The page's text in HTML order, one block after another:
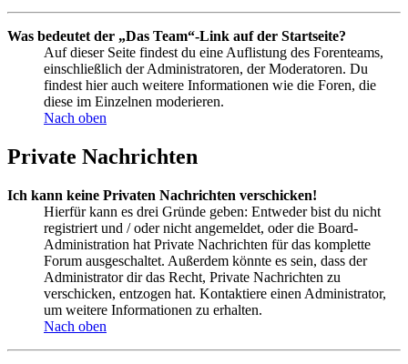
Was bedeutet der „Das Team“-Link auf der Startseite?
Auf dieser Seite findest du eine Auflistung des Forenteams,
einschließlich der Administratoren, der Moderatoren. Du
findest hier auch weitere Informationen wie die Foren, die
diese im Einzelnen moderieren.
Nach oben
Private Nachrichten
Ich kann keine Privaten Nachrichten verschicken!
Hierfür kann es drei Gründe geben: Entweder bist du nicht
registriert und / oder nicht angemeldet, oder die Board-
Administration hat Private Nachrichten für das komplette
Forum ausgeschaltet. Außerdem könnte es sein, dass der
Administrator dir das Recht, Private Nachrichten zu
verschicken, entzogen hat. Kontaktiere einen Administrator,
um weitere Informationen zu erhalten.
Nach oben